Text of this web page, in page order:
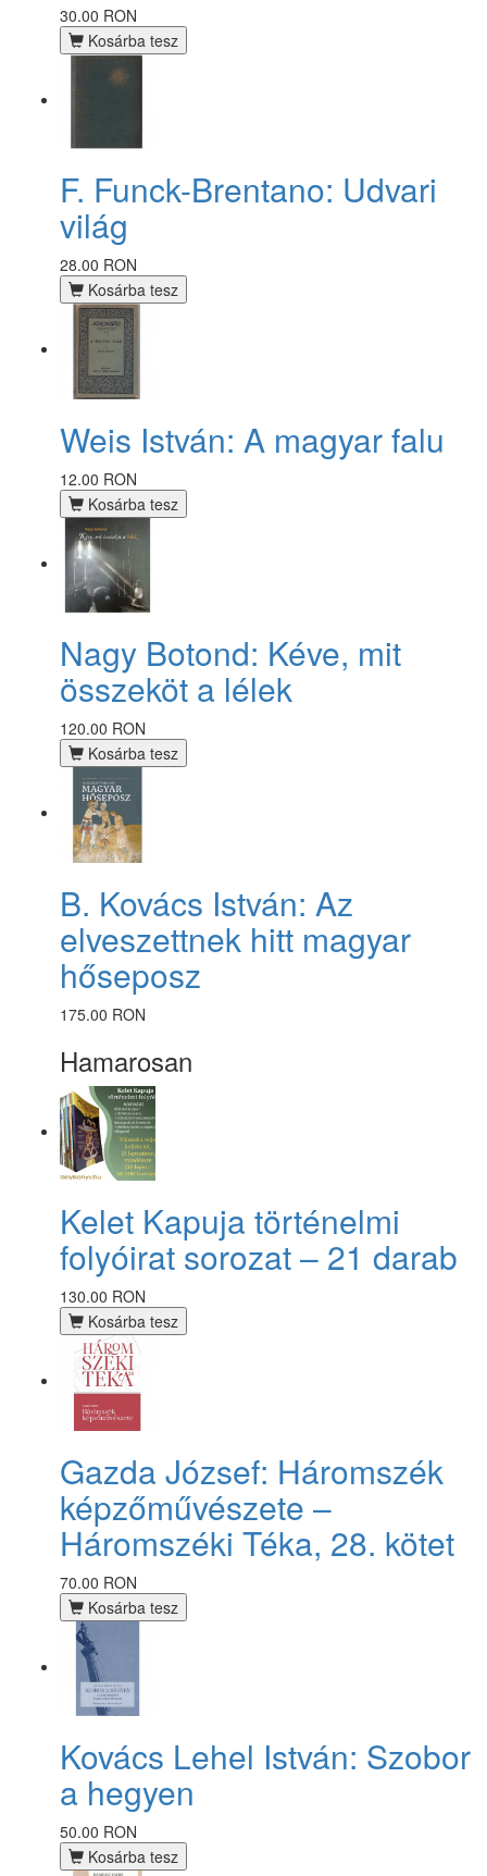
30.00 RON
Kosárba tesz
F. Funck-Brentano: Udvari
világ
28.00 RON
Kosárba tesz
Weis István: A magyar falu
12.00 RON
Kosárba tesz
Nagy Botond: Kéve, mit
összeköt a lélek
120.00 RON
Kosárba tesz
B. Kovács István: Az
elveszettnek hitt magyar
hőseposz
175.00 RON
Hamarosan
Kelet Kapuja történelmi
folyóirat sorozat – 21 darab
130.00 RON
Kosárba tesz
Gazda József: Háromszék
képzőművészete –
Háromszéki Téka, 28. kötet
70.00 RON
Kosárba tesz
Kovács Lehel István: Szobor
a hegyen
50.00 RON
Kosárba tesz